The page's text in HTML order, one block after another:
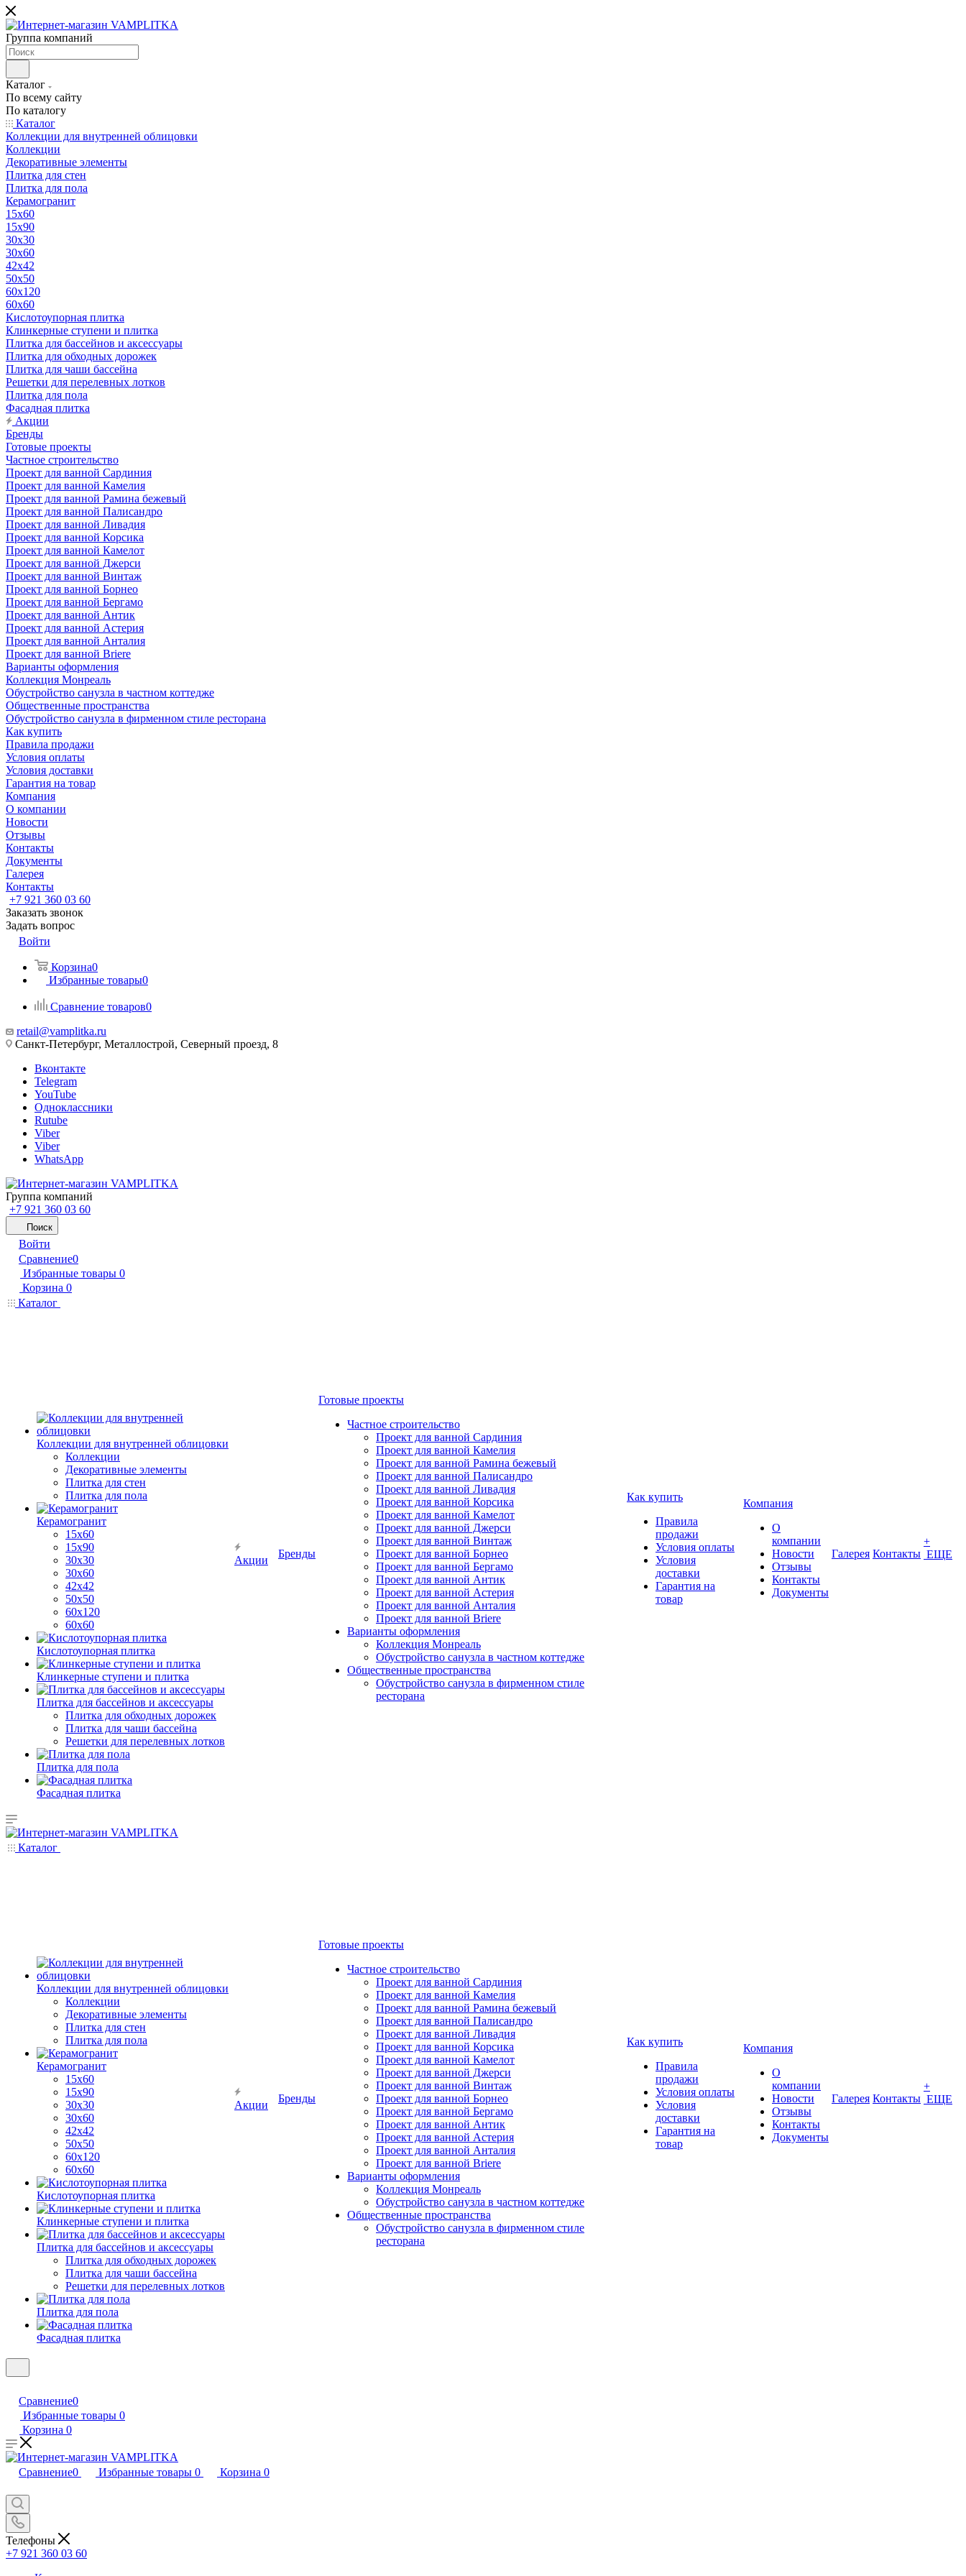
Группа компаний
Каталог
По всему сайту
По каталогу
Каталог
Коллекции для внутренней облицовки
Коллекции
Декоративные элементы
Плитка для стен
Плитка для пола
Керамогранит
15х60
15x90
30х30
30х60
42х42
50х50
60х120
60х60
Кислотоупорная плитка
Клинкерные ступени и плитка
Плитка для бассейнов и аксессуары
Плитка для обходных дорожек
Плитка для чаши бассейна
Решетки для перелевных лотков
Плитка для пола
Фасадная плитка
Акции
Бренды
Готовые проекты
Частное строительство
Проект для ванной Сардиния
Проект для ванной Камелия
Проект для ванной Рамина бежевый
Проект для ванной Палисандро
Проект для ванной Ливадия
Проект для ванной Корсика
Проект для ванной Камелот
Проект для ванной Джерси
Проект для ванной Винтаж
Проект для ванной Борнео
Проект для ванной Бергамо
Проект для ванной Антик
Проект для ванной Астерия
Проект для ванной Анталия
Проект для ванной Briere
Варианты оформления
Коллекция Монреаль
Обустройство санузла в частном коттедже
Общественные пространства
Обустройство санузла в фирменном стиле ресторана
Как купить
Правила продажи
Условия оплаты
Условия доставки
Гарантия на товар
Компания
О компании
Новости
Отзывы
Контакты
Документы
Галерея
Контакты
+7 921 360 03 60
Заказать звонок
Задать вопрос
Войти
Корзина0
Избранные товары0
Сравнение товаров0
retail@vamplitka.ru
Санкт-Петербург, Металлострой, Северный проезд, 8
Вконтакте
Telegram
YouTube
Одноклассники
Rutube
Viber
Viber
WhatsApp
Группа компаний
+7 921 360 03 60
Поиск
Войти
Сравнение0
Избранные товары 0
Корзина 0
Каталог
Коллекции для внутренней облицовки
Коллекции
Декоративные элементы
Плитка для стен
Плитка для пола
Керамогранит
15х60
15x90
30х30
30х60
42х42
50х50
60х120
60х60
Кислотоупорная плитка
Клинкерные ступени и плитка
Плитка для бассейнов и аксессуары
Плитка для обходных дорожек
Плитка для чаши бассейна
Решетки для перелевных лотков
Плитка для пола
Фасадная плитка
Акции
Бренды
Готовые проекты
Частное строительство
Проект для ванной Сардиния
Проект для ванной Камелия
Проект для ванной Рамина бежевый
Проект для ванной Палисандро
Проект для ванной Ливадия
Проект для ванной Корсика
Проект для ванной Камелот
Проект для ванной Джерси
Проект для ванной Винтаж
Проект для ванной Борнео
Проект для ванной Бергамо
Проект для ванной Антик
Проект для ванной Астерия
Проект для ванной Анталия
Проект для ванной Briere
Варианты оформления
Коллекция Монреаль
Обустройство санузла в частном коттедже
Общественные пространства
Обустройство санузла в фирменном стиле
ресторана
Как купить
Правила
продажи
Условия оплаты
Условия
доставки
Гарантия на
товар
Компания
О
компании
Новости
Отзывы
Контакты
Документы
Галерея Контакты
+
ЕЩЕ
Каталог
Коллекции для внутренней облицовки
Коллекции
Декоративные элементы
Плитка для стен
Плитка для пола
Керамогранит
15х60
15x90
30х30
30х60
42х42
50х50
60х120
60х60
Кислотоупорная плитка
Клинкерные ступени и плитка
Плитка для бассейнов и аксессуары
Плитка для обходных дорожек
Плитка для чаши бассейна
Решетки для перелевных лотков
Плитка для пола
Фасадная плитка
Акции
Бренды
Готовые проекты
Частное строительство
Проект для ванной Сардиния
Проект для ванной Камелия
Проект для ванной Рамина бежевый
Проект для ванной Палисандро
Проект для ванной Ливадия
Проект для ванной Корсика
Проект для ванной Камелот
Проект для ванной Джерси
Проект для ванной Винтаж
Проект для ванной Борнео
Проект для ванной Бергамо
Проект для ванной Антик
Проект для ванной Астерия
Проект для ванной Анталия
Проект для ванной Briere
Варианты оформления
Коллекция Монреаль
Обустройство санузла в частном коттедже
Общественные пространства
Обустройство санузла в фирменном стиле
ресторана
Как купить
Правила
продажи
Условия оплаты
Условия
доставки
Гарантия на
товар
Компания
О
компании
Новости
Отзывы
Контакты
Документы
Галерея Контакты
+
ЕЩЕ
Сравнение0
Избранные товары 0
Корзина 0
Сравнение0 Избранные товары 0 Корзина 0
Телефоны
+7 921 360 03 60